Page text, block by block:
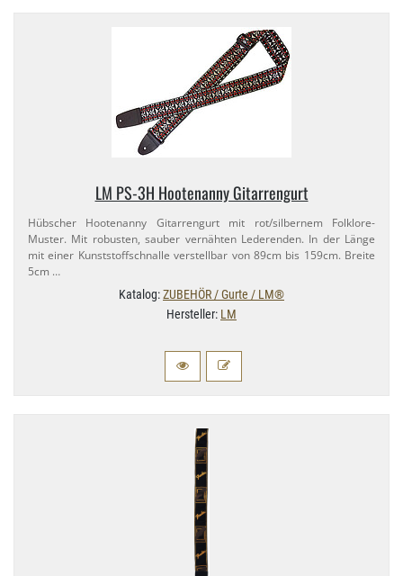
LM PS-​3H Hootenanny Gitarrengurt
Hübscher Hootenanny Gitarrengurt mit rot/​silbernem Folklore-​
Muster. Mit robusten, sauber vernähten Lederenden. In der Länge
mit einer Kunststoffschnalle verstellbar von 89cm bis 159cm. Breite
5cm …
Katalog:ZUBEHÖR / Gurte / LM®
Hersteller: LM